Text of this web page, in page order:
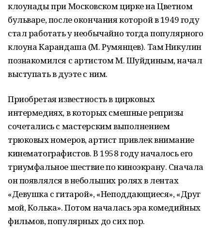
клоунады при Московском цирке на Цветном
бульваре, после окончания которой в 1949 году
стал работать у необычайно тогда популярного
клоуна Карандаша (М. Румянцев). Там Никулин
познакомился с артистом М. Шуйдиным, начал
выступать в дуэте с ним.
Приобретая известность в цирковых
интермедиях, в которых смешные репризы
сочетались с мастерским выполнением
трюковых номеров, артист привлек внимание
кинематографистов. В 1958 году началось его
триумфальное шествие по киноэкрану. Сначала
он появлялся в небольших ролях в лентах
«Девушка с гитарой», «Неподдающиеся», «Друг
мой, Колька». Потом началась эра комедийных
фильмов, популярных до сих пор.